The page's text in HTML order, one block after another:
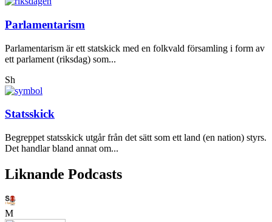
Parlamentarism
Parlamentarism är ett statskick med en folkvald församling i form av
ett parlament (riksdag) som...
Sh
Statsskick
Begreppet statsskick utgår från det sätt som ett land (en nation) styrs.
Det handlar bland annat om...
Liknande Podcasts
M